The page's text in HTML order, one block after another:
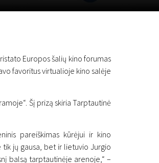
Europos šalių kino forumas
favoritus virtualioje kino salėje
Šį prizą skiria Tarptautinė
pareiškimas kūrėjui ir kino
jų gausa, bet ir lietuvio Jurgio
balsą tarptautinėje arenoje,“ –